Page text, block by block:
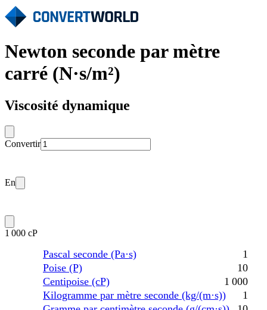
Newton seconde par mètre
carré (N·s/m²)
Viscosité dynamique
Convertir
En
1 000 cP
Pascal seconde (Pa·s)
1
Poise (P)
10
Centipoise (cP)
1 000
Kilogramme par mètre seconde (kg/(m·s))
1